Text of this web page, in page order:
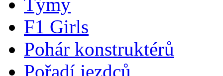
F1 Girls
Pohár konstruktérů
Pořadí jezdců